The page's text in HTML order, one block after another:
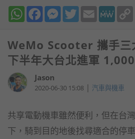
WhatsAppFacebookMessenger
TwitterEmail MeWe
WeMo Scooter 攜手三
下半年大台北進軍
Jason
2020-06-30 15:08 | 汽車與機車
共享電動機車雖然便利，但在台
下，騎到目的地後找尋適合的停